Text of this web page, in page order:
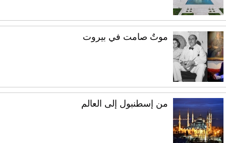
موتٌ صامت في بيروت
من إسطنبول إلى العالم